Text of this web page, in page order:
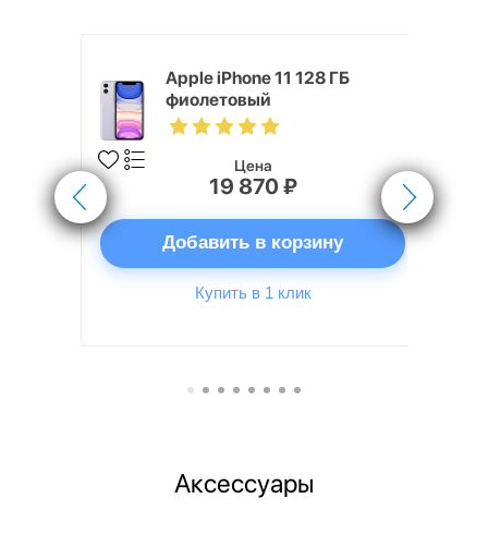
Apple iPhone 11 128 ГБ
фиолетовый
Цена
19 870 ₽
Добавить в корзину
Купить в 1 клик
Аксессуары